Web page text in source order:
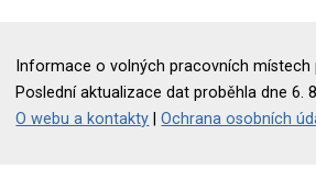
Informace o volných pracovních
Poslední aktualizace dat proběhla dne 6.
O webu a kontakty |Ochrana osobních